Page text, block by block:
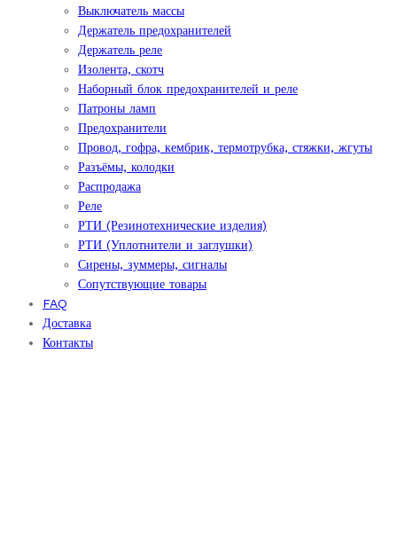
Выключатель массы
Держатель предохранителей
Держатель реле
Изолента, скотч
Наборный блок предохранителей и реле
Патроны ламп
Предохранители
Провод, гофра, кембрик, термотрубка, стяжки, жгуты
Разъёмы, колодки
Распродажа
Реле
РТИ (Резинотехнические изделия)
РТИ (Уплотнители и заглушки)
Сирены, зуммеры, сигналы
Сопутствующие товары
FAQ
Доставка
Контакты